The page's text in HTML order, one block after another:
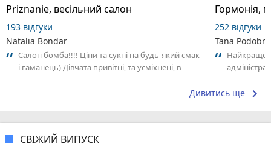
Priznanie, весільний салон
193 відгуки
Natalia Bondar
Салон бомба!!!! Ціни та сукні на будь-який смак
і гаманець) Дівчата привітні, та усміхнені, в
Гормонія,
252 відгуки
Tana Podobry
Найкраще -
Дивитись ще keyboard_arrow_right
СВІЖИЙ ВИПУСК